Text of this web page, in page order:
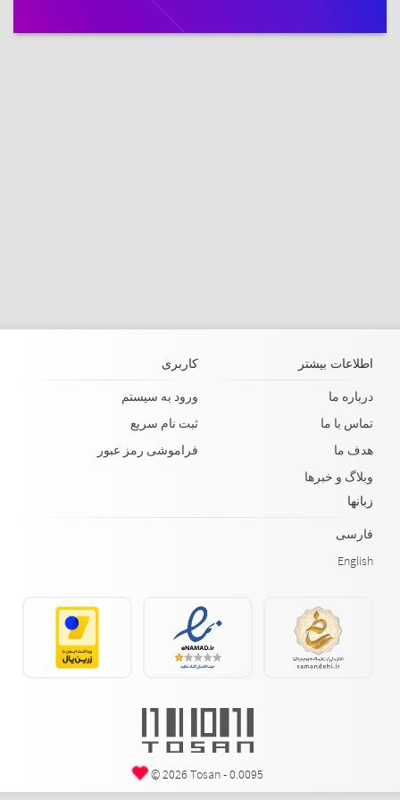
اطلاعات بیشتر
درباره ما
تماس با ما
هدف ما
وبلاگ و خبرها
کاربری
ورود به سیستم
ثبت نام سریع
فراموشی رمز عبور
زبانها
فارسی
English
© 2026 Tosan- 0.0095